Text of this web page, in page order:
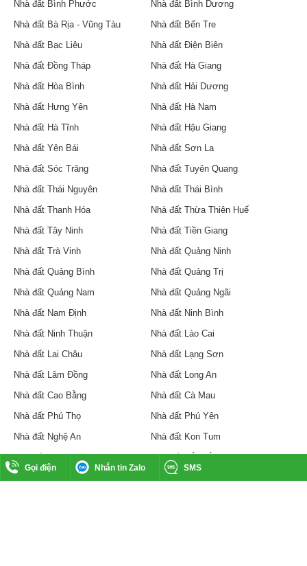
Gọi điện Nhắn tin Zalo SMS
Nhà đất Bình Phước
Nhà đất Bình Dương
Nhà đất Bà Rịa - Vũng Tàu
Nhà đất Bến Tre
Nhà đất Bạc Liêu
Nhà đất Điện Biên
Nhà đất Đồng Tháp
Nhà đất Hà Giang
Nhà đất Hòa Bình
Nhà đất Hải Dương
Nhà đất Hưng Yên
Nhà đất Hà Nam
Nhà đất Hà Tĩnh
Nhà đất Hậu Giang
Nhà đất Yên Bái
Nhà đất Sơn La
Nhà đất Sóc Trăng
Nhà đất Tuyên Quang
Nhà đất Thái Nguyên
Nhà đất Thái Bình
Nhà đất Thanh Hóa
Nhà đất Thừa Thiên Huế
Nhà đất Tây Ninh
Nhà đất Tiền Giang
Nhà đất Trà Vinh
Nhà đất Quảng Ninh
Nhà đất Quảng Bình
Nhà đất Quảng Trị
Nhà đất Quảng Nam
Nhà đất Quảng Ngãi
Nhà đất Nam Định
Nhà đất Ninh Bình
Nhà đất Ninh Thuận
Nhà đất Lào Cai
Nhà đất Lai Châu
Nhà đất Lạng Sơn
Nhà đất Lâm Đồng
Nhà đất Long An
Nhà đất Cao Bằng
Nhà đất Cà Mau
Nhà đất Phú Thọ
Nhà đất Phú Yên
Nhà đất Nghệ An
Nhà đất Kon Tum
Nhà đất Gia Lai
Nhà đất Đắk Lắk